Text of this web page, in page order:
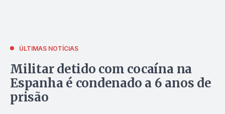
ÚLTIMAS NOTÍCIAS
Militar detido com cocaína na
Espanha é condenado a 6 anos de
prisão